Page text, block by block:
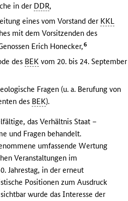
in der DDR,
eines vom Vorstand der KKL
mit dem Vorsitzenden des
Erich Honecker,6
des BEK vom 20. bis 24. September
Fragen (u. a. Berufung von
des BEK).
das Verhältnis Staat –
und Fragen behandelt.
umfassende Wertung
Veranstaltungen im
Jahrestag, in der erneut
Positionen zum Ausdruck
wurde das Interesse der